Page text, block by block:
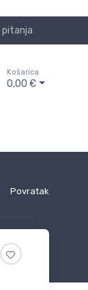
pitanja
Košarica
0,00 €
Povratak